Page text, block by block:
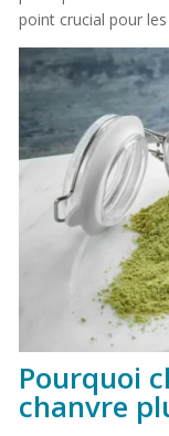
point crucial pour
Pourquoi
chanvre